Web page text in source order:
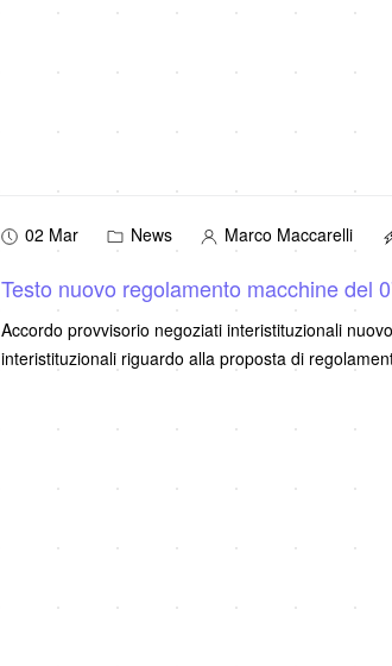
02 Mar News Marco Maccarelli
Testo nuovo regolamento macchine del
Accordo provvisorio negoziati interistituzionali
interistituzionali riguardo alla proposta di